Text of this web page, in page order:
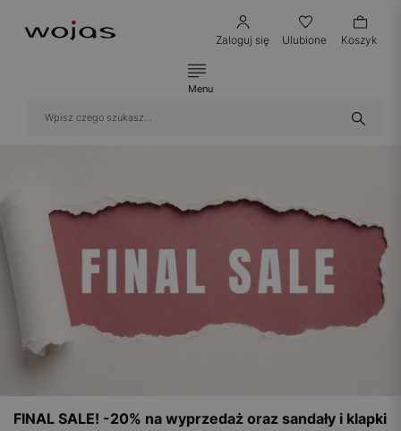
Zaloguj się Ulubione Koszyk
Menu
FINAL SALE! -20% na wyprzedaż oraz sandały i klapki